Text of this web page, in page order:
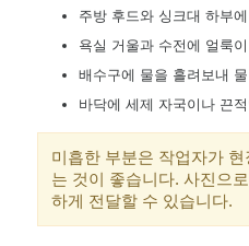
주방 후드와 싱크대 하부
욕실 거울과 수전에 얼룩
배수구에 물을 흘려보내
바닥에 세제 자국이나 끈
미흡한 부분은 작업자가
는 것이 좋습니다. 사진으
하게 전달할 수 있습니다.